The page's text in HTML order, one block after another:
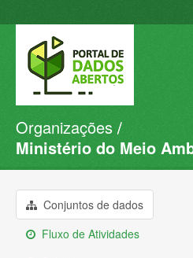
Conjuntos de dados
Organizações
Sobre
Organizações
Ministério do Meio
Conjuntos de dados
Fluxo de Atividades